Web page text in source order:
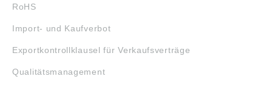
RoHS
Import- und Kaufverbot
Exportkontrollklausel für Verkaufsverträge
Qualitätsmanagement